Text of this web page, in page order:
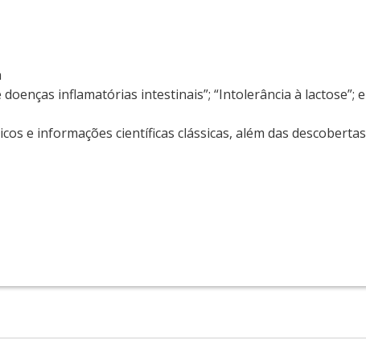
inflamatórias intestinais”; “Intolerância à lactose”; e
e informações científicas clássicas, além das descobertas